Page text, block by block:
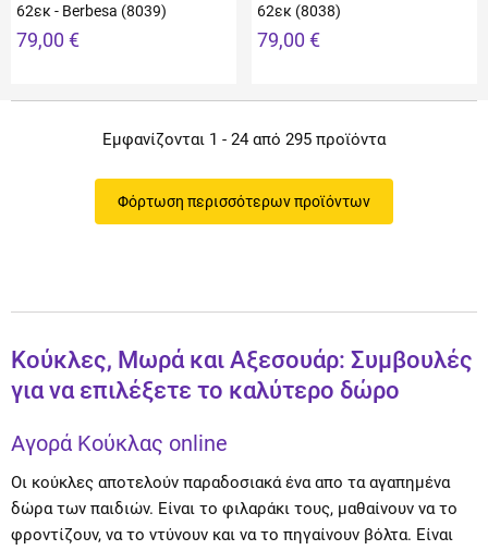
62εκ - Berbesa (8039)
79,00 €
62εκ (8038)
79,00 €
Εμφανίζονται 1 - 24 από 295 προϊόντα
Φόρτωση περισσότερων προϊόντων
Κούκλες, Μωρά και Αξεσουάρ: Συμβουλές
για να επιλέξετε το καλύτερο δώρο
Αγορά Κούκλας online
Οι κούκλες αποτελούν παραδοσιακά ένα απο τα αγαπημένα
δώρα των παιδιών. Είναι το φιλαράκι τους, μαθαίνουν να το
φροντίζουν, να το ντύνουν και να το πηγαίνουν βόλτα. Είναι